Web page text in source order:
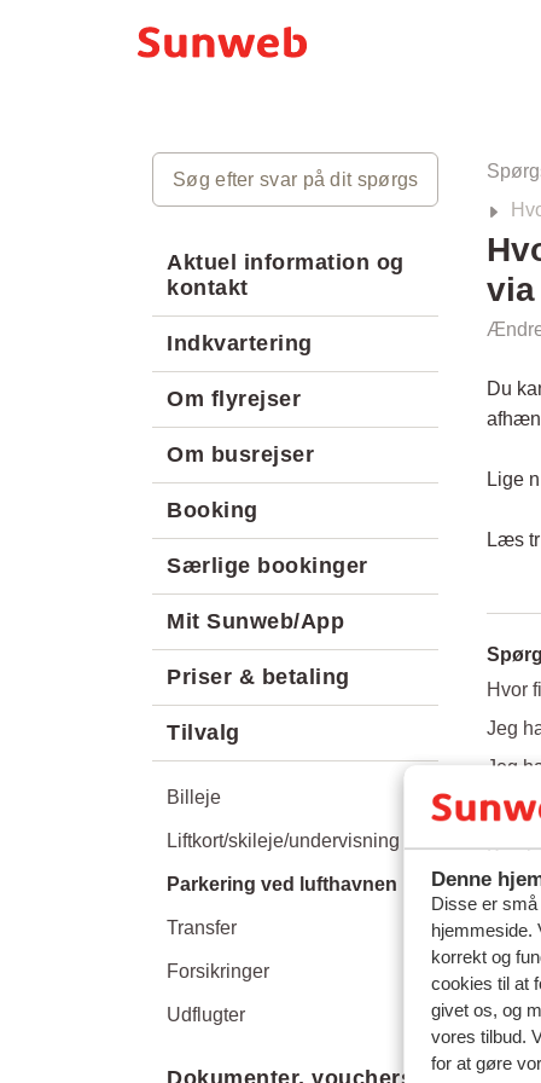
Denne
Disse er
hjemmeside.
korrekt og
cookies til at
givet os, og
vores tilbud.
for at gøre
Aktuel information og
kontakt
Indkvartering
Om flyrejser
Om busrejser
Booking
Særlige bookinger
Mit Sunweb/App
Priser & betaling
Tilvalg
Billeje
Liftkort/skileje/undervisning
Parkering ved lufthavnen
Transfer
Forsikringer
Udflugter
via
Du
Lige
Læs
Hvor
Jeg
Jeg
Kan
BH
Sky
Kan